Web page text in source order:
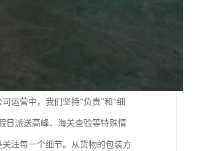
运营中，我们坚持“负责”和“细
日派送高峰、海关查验等特殊情
注每一个细节。从货物的包装方